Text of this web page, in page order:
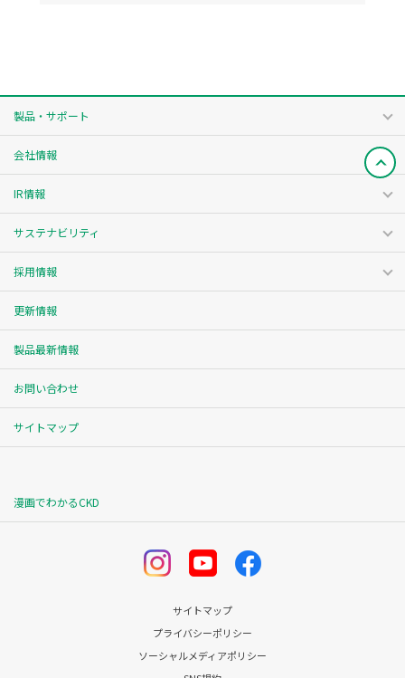
製品・サポート
会社情報
IR情報
サステナビリティ
採用情報
更新情報
製品最新情報
お問い合わせ
サイトマップ
漫画でわかるCKD
サイトマップ
プライバシーポリシー
ソーシャルメディアポリシー